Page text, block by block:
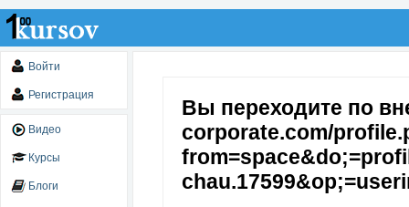
Войти
Регистрация
Видео
Курсы
Блоги
Вы переходите по
corporate.com/